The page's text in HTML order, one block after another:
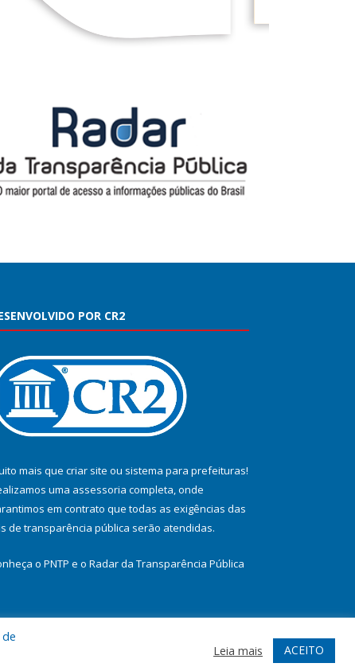
POR CR2
mais que criar site ou sistema para prefeituras!
uma assessoria completa, onde
em contrato que todas as exigências das
de transparência pública serão atendidas.
o PNTP e o Radar da Transparência Pública
Acessar Webmail
Leia mais ACEITO